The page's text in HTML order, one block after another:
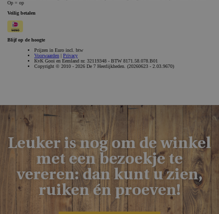
Leuker is nog om de winkel
met een bezoekje te
vereren: dan kunt u zien,
ruiken én proeven!
ASP.NET_SessionId
webshop.bakkerijde7heerlijkheden.nl